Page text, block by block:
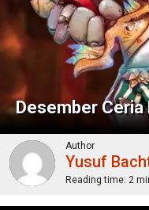
Desember
Author
Yusuf
Reading time: 2